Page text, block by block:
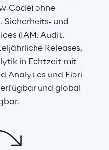
ohne
und
(IAM, Audit,
Releases,
in Echtzeit mit
Analytics und Fiori
und global